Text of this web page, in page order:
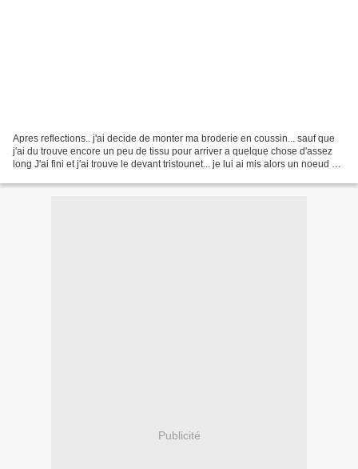
Apres reflections.. j'ai decide de monter ma broderie en coussin... sauf que
j'ai du trouve encore un peu de tissu pour arriver a quelque chose d'assez
long J'ai fini et j'ai trouve le devant tristounet... je lui ai mis alors un noeud et
Publicité